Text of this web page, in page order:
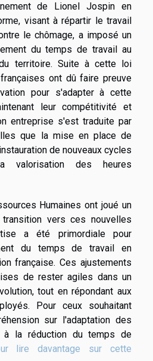
de Lionel Jospin en
visant à répartir le travail
le chômage, a imposé un
du temps de travail au
territoire. Suite à cette loi
ont dû faire preuve
pour s'adapter à cette
leur compétitivité et
entreprise s'est traduite par
que la mise en place de
de nouveaux cycles
valorisation des heures
Humaines ont joué un
vers ces nouvelles
a été primordiale pour
du temps de travail en
française. Ces ajustements
de rester agiles dans un
tout en répondant aux
Pour ceux souhaitant
sur l'adaptation des
à la réduction du temps de
lire davantage sur cette